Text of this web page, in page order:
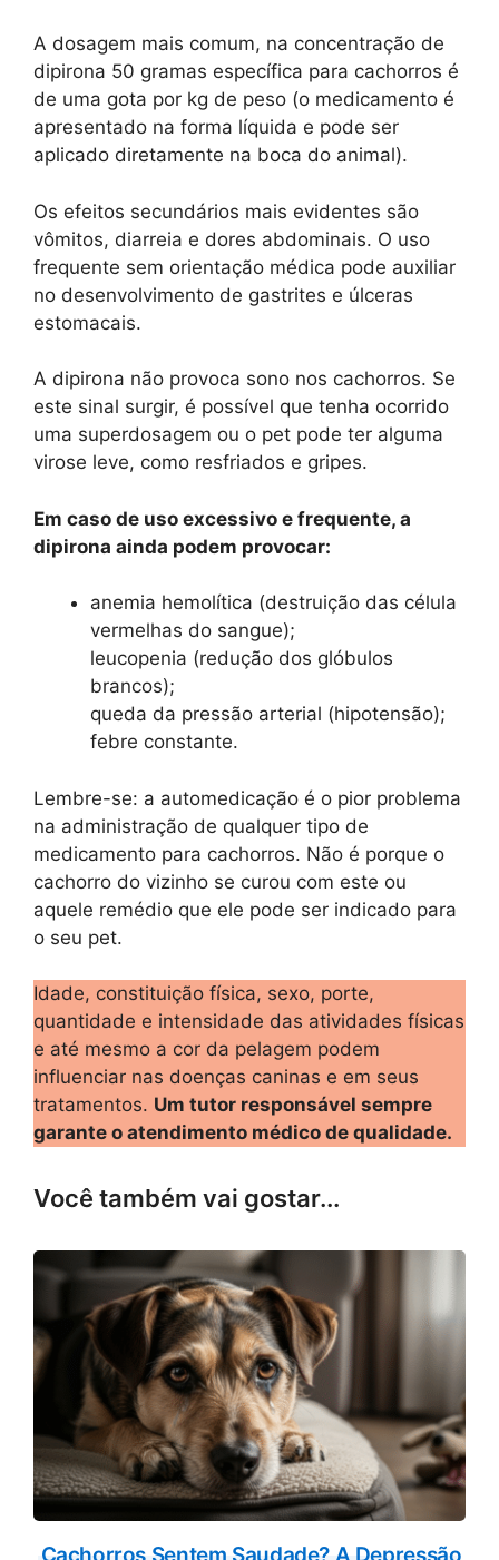
A dosagem mais comum, na concentração de
dipirona 50 gramas específica para cachorros é
de uma gota por kg de peso (o medicamento é
apresentado na forma líquida e pode ser
aplicado diretamente na boca do animal).
Os efeitos secundários mais evidentes são
vômitos, diarreia e dores abdominais. O uso
frequente sem orientação médica pode auxiliar
no desenvolvimento de gastrites e úlceras
estomacais.
A dipirona não provoca sono nos cachorros. Se
este sinal surgir, é possível que tenha ocorrido
uma superdosagem ou o pet pode ter alguma
virose leve, como resfriados e gripes.
Em caso de uso excessivo e frequente, a
dipirona ainda podem provocar:
anemia hemolítica (destruição das célula
vermelhas do sangue);
leucopenia (redução dos glóbulos
brancos);
queda da pressão arterial (hipotensão);
febre constante.
Lembre-se: a automedicação é o pior problema
na administração de qualquer tipo de
medicamento para cachorros. Não é porque o
cachorro do vizinho se curou com este ou
aquele remédio que ele pode ser indicado para
o seu pet.
Idade, constituição física, sexo, porte,
quantidade e intensidade das atividades físicas
e até mesmo a cor da pelagem podem
influenciar nas doenças caninas e em seus
tratamentos. Um tutor responsável sempre
garante o atendimento médico de qualidade.
Você também vai gostar...
Cachorros Sentem Saudade? A Depressão